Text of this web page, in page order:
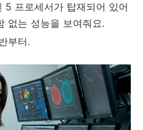
5 프로세서가 탑재되어 있어
없는 성능을 보여줘요.
부터.